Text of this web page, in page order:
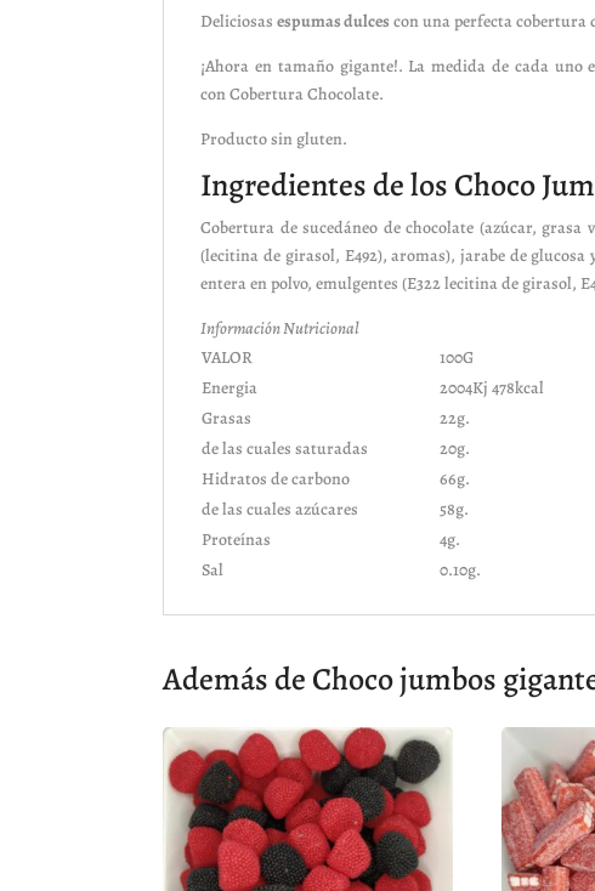
Deliciosasespumas dulces con una perfecta cobertura
¡Ahora en tamaño gigante!. La medida de cada
conCobertura Chocolate.
Producto sin gluten.
Ingredientes de los Choco
Cobertura de sucedáneo de chocolate (azúcar, grasa
(lecitina de girasol, E492), aromas), jarabe de
entera en polvo, emulgentes (E322 lecitina de girasol,
Información Nutricional
VALOR
100G
Energia
2004Kj 478kcal
Grasas
22g.
de las cuales saturadas
20g.
Hidratos de carbono
66g.
de las cuales azúcares
58g.
Proteínas
4g.
Sal
0.10g.
Además de Choco jumbos